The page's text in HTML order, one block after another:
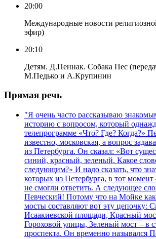
20:00
Международные новости
эфир)
20:10
Детям. Д.Пеннак. Собака Пес
М.Педько и А.Крупинин
Прямая речь
"Я очень часто рассказываю
историю с вопросом, который
телепрограмме «Что? Где? Когда?»
известно, московская, а вопрос
из Петербурга. Он сказал: «Вот
синий, красный, зеленый. Какое
следующим?» И надо сказать, что
которых из Петербурга, в тот
не смогли ответить. А следующее
Певческий! Потому что на Мойке
мосты составляют вот эту цепочку:
Исаакиевской площади, Красный
Гороховой улицы, Зеленый мост – в
проспекта. Он временно назывался